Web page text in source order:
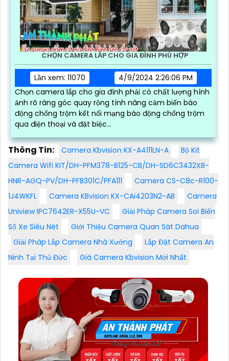
CHỌN CAMERA LẮP CHO GIA ĐÌNH PHÙ HỢP
Lần xem: 11070
4/9/2024 2:26:06 PM
Chọn camera lắp cho gia đình phải có chất lượng hình
ảnh rõ ràng góc quay rộng tính năng cảm biến báo
động chống trộm kết nối mạng báo động chống trộm
qua điện thoại và đặt biệc...
Thông Tin: Camera Kbvision KX-A4111LN-A
Bộ Kit
Camera Wifi KIT/DH-PFM378-B125-CB/DH-SD6C3432XB-
HNR-AGQ-PV/DH-PFB301C/PFA111
Camera CS-C8c-R100-
1J4WKFL
Camera KBvision KX-CAi4203N2-AB
Camera
Uniview IPC7642ER-X55U-VC
Giải Pháp Camera Soi Biển
Số Xe Siêu Nét
Giới Thiệu Camera Quan Sát Dahua
Giải Pháp Lắp Camera Nhà Xưởng
Lắp Đặt Camera An
Ninh Tại Thủ Đức
Giá Camera Kbvision Mới Nhất